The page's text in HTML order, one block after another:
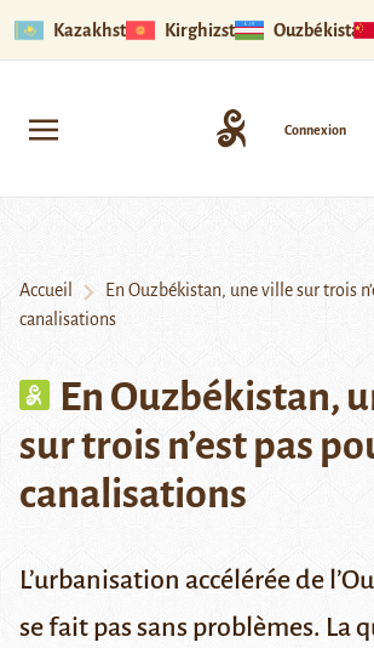
Kazakhstan Kirghizstan Ouzbékistan
Connexion
Accueil
En Ouzbékistan, une ville sur trois
canalisations
En Ouzbékistan,
sur trois n’est pas
canalisations
L’urbanisation accélérée de
se fait pas sans problèmes. La